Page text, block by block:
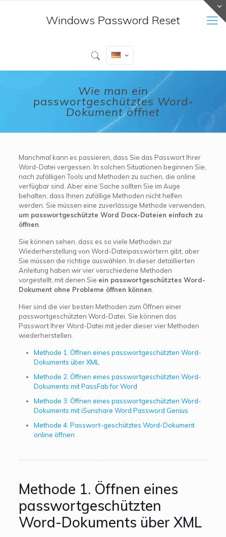
Windows Password Reset
Wie man ein
passwortgeschütztes Word-
Dokument öffnet
Manchmal kann es passieren, dass Sie das Passwort Ihrer
Word-Datei vergessen. In solchen Situationen beginnen Sie,
nach zufälligen Tools und Methoden zu suchen, die online
verfügbar sind. Aber eine Sache sollten Sie im Auge
behalten, dass Ihnen zufällige Methoden nicht helfen
werden. Sie müssen eine zuverlässige Methode verwenden,
um passwortgeschützte Word Docx-Dateien einfach zu
öffnen
Sie können sehen, dass es so viele Methoden zur
Wiederherstellung von Word-Dateipasswörtern gibt, aber
Sie müssen die richtige auswählen. In dieser detaillierten
Anleitung haben wir vier verschiedene Methoden
vorgestellt, mit denen Sie ein passwortgeschütztes Word-
Dokument ohne Probleme öffnen können
Hier sind die vier besten Methoden zum Öffnen einer
passwortgeschützten Word-Datei. Sie können das
Passwort Ihrer Word-Datei mit jeder dieser vier Methoden
wiederherstellen.
Methode 1. Öffnen eines passwortgeschützten Word-
Dokuments über XML
Methode 2. Öffnen eines passwortgeschützten Word-
Dokuments mit PassFab for Word
Methode 3. Öffnen eines passwortgeschützten Word-
Dokuments mit iSunshare Word Password Genius
Methode 4. Passwort-geschütztes Word-Dokument
online öffnen
Methode 1. Öffnen eines
passwortgeschützten
Word-Dokuments über XML